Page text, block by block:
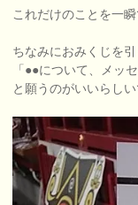
これだけのことを一
ちなみにおみくじを
「●●について、メッ
と願うのがいいらしい